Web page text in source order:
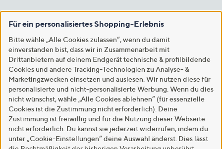
Für ein personalisiertes Shopping-Erlebnis
Bitte wähle „Alle Cookies zulassen“, wenn du damit
einverstanden bist, dass wir in Zusammenarbeit mit
Drittanbietern auf deinem Endgerät technische & profilbildende
Cookies und andere Tracking-Technologien zu Analyse- &
Marketingzwecken einsetzen und auslesen. Wir nutzen diese für
personalisierte und nicht-personalisierte Werbung. Wenn du dies
nicht wünschst, wähle „Alle Cookies ablehnen“ (für essenzielle
Cookies ist die Zustimmung nicht erforderlich). Deine
Zustimmung ist freiwillig und für die Nutzung dieser Webseite
nicht erforderlich. Du kannst sie jederzeit widerrufen, indem du
unter „Cookie-Einstellungen“ deine Auswahl änderst. Dies lässt